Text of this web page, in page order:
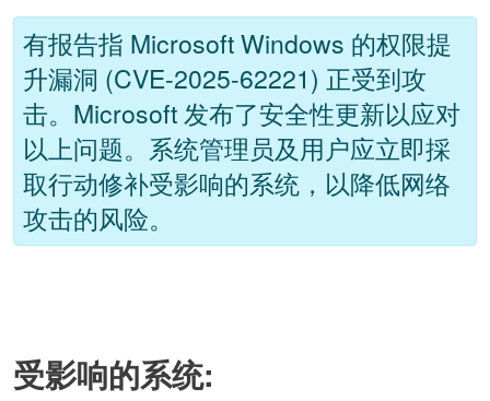
有报告指 Microsoft Windows 的权限提
升漏洞 (CVE-2025-62221) 正受到攻
击。Microsoft 发布了安全性更新以应对
以上问题。系统管理员及用户应立即採
取行动修补受影响的系统，以降低网络
攻击的风险。
受影响的系统: